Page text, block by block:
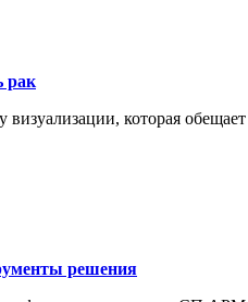
рак
визуализации, которая
решения